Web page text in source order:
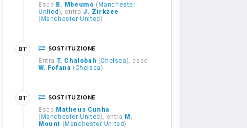
Esce B. Mbeumo ( Manchester
United ), entra J. Zirkzee
( Manchester United )
SOSTITUZIONE
Entra T. Chalobah (Chelsea), esce
W. Fofana (Chelsea)
81'
SOSTITUZIONE
Esce Matheus Cunha
( Manchester United ), entra M.
Mount ( Manchester United)
81'